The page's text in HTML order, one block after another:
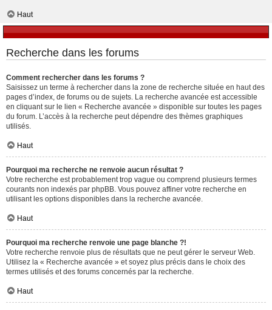
Haut
Recherche dans les forums
Comment rechercher dans les forums ?
Saisissez un terme à rechercher dans la zone de recherche située en haut des
pages d’index, de forums ou de sujets. La recherche avancée est accessible
en cliquant sur le lien « Recherche avancée » disponible sur toutes les pages
du forum. L’accès à la recherche peut dépendre des thèmes graphiques
utilisés.
Haut
Pourquoi ma recherche ne renvoie aucun résultat ?
Votre recherche est probablement trop vague ou comprend plusieurs termes
courants non indexés par phpBB. Vous pouvez affiner votre recherche en
utilisant les options disponibles dans la recherche avancée.
Haut
Pourquoi ma recherche renvoie une page blanche ?!
Votre recherche renvoie plus de résultats que ne peut gérer le serveur Web.
Utilisez la « Recherche avancée » et soyez plus précis dans le choix des
termes utilisés et des forums concernés par la recherche.
Haut